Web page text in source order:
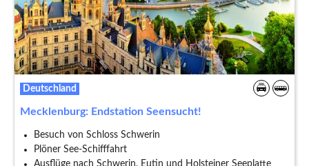
Deutschland
Mecklenburg: Endstation Seensucht!
Besuch von Schloss Schwerin
Plöner See-Schifffahrt
Ausflüge nach Schwerin, Eutin und Holsteiner Seeplatte